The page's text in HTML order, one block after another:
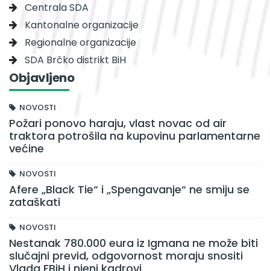
Centrala SDA
Kantonalne organizacije
Regionalne organizacije
SDA Brčko distrikt BiH
Objavljeno
NOVOSTI
Požari ponovo haraju, vlast novac od air
traktora potrošila na kupovinu parlamentarne
većine
NOVOSTI
Afere „Black Tie“ i „Spengavanje“ ne smiju se
zataškati
NOVOSTI
Nestanak 780.000 eura iz Igmana ne može biti
slučajni previd, odgovornost moraju snositi